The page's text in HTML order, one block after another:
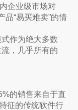
企业级市场对
“易买难卖”的情
作为绝大多数
，几乎所有的
的销售来自于直
征的传统软件行